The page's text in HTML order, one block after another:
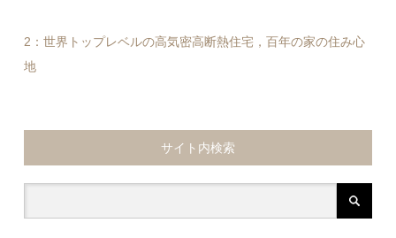
2：世界トップレベルの高気密高断熱住宅，百年の家の住み心
地
サイト内検索